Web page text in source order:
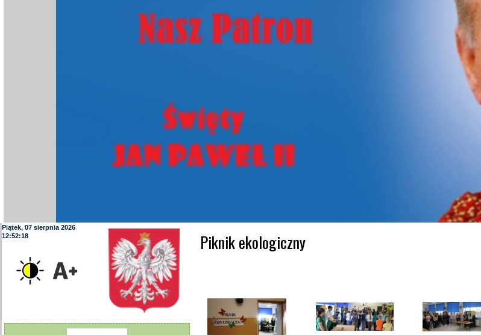
Piknik ekologiczny
Piątek, 07 sierpnia 2026
12:52:20